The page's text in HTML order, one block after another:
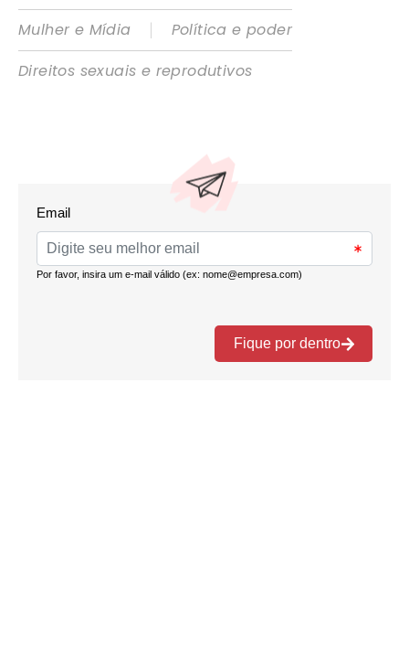
Mulher e Mídia
|
Política e poder
Direitos sexuais e reprodutivos